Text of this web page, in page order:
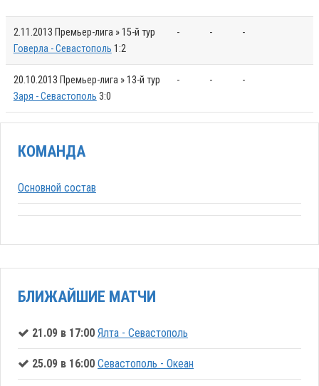
2.11.2013 Премьер-лига » 15-й тур
Говерла - Севастополь 1:2
- - -
20.10.2013 Премьер-лига » 13-й тур
Заря - Севастополь 3:0
- - -
КОМАНДА
Основной состав
БЛИЖАЙШИЕ МАТЧИ
21.09 в 17:00 Ялта - Севастополь
25.09 в 16:00 Севастополь - Океан